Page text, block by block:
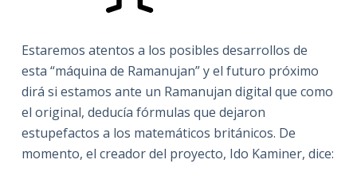
Estaremos atentos a los posibles desarrollos de
esta “máquina de Ramanujan” y el futuro próximo
dirá si estamos ante un Ramanujan digital que como
el original, deducía fórmulas que dejaron
estupefactos a los matemáticos británicos. De
momento, el creador del proyecto, Ido Kaminer, dice: